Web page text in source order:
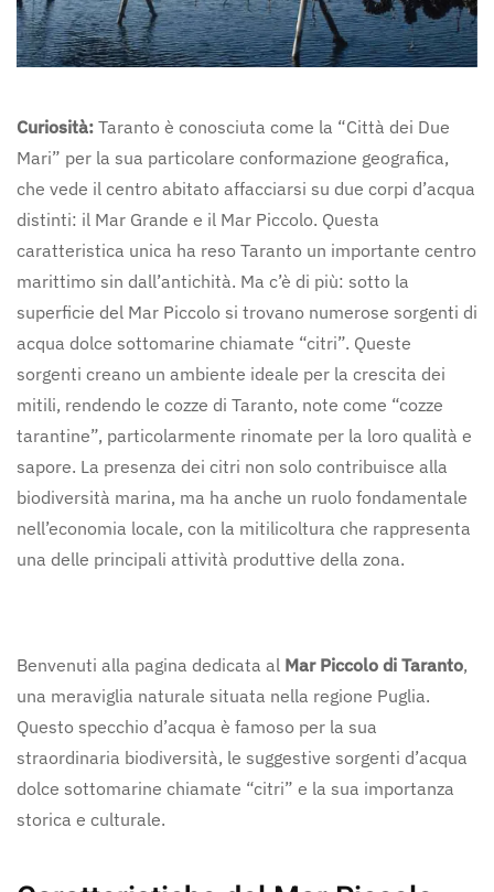
Curiosità: Taranto è conosciuta come la “Città dei Due
Mari” per la sua particolare conformazione geografica,
che vede il centro abitato affacciarsi su due corpi d’acqua
distinti: il Mar Grande e il Mar Piccolo. Questa
caratteristica unica ha reso Taranto un importante centro
marittimo sin dall’antichità. Ma c’è di più: sotto la
superficie del Mar Piccolo si trovano numerose sorgenti di
acqua dolce sottomarine chiamate “citri”. Queste
sorgenti creano un ambiente ideale per la crescita dei
mitili, rendendo le cozze di Taranto, note come “cozze
tarantine”, particolarmente rinomate per la loro qualità e
sapore. La presenza dei citri non solo contribuisce alla
biodiversità marina, ma ha anche un ruolo fondamentale
nell’economia locale, con la mitilicoltura che rappresenta
una delle principali attività produttive della zona.
Benvenuti alla pagina dedicata al Mar Piccolo di Taranto,
una meraviglia naturale situata nella regione Puglia.
Questo specchio d’acqua è famoso per la sua
straordinaria biodiversità, le suggestive sorgenti d’acqua
dolce sottomarine chiamate “citri” e la sua importanza
storica e culturale.